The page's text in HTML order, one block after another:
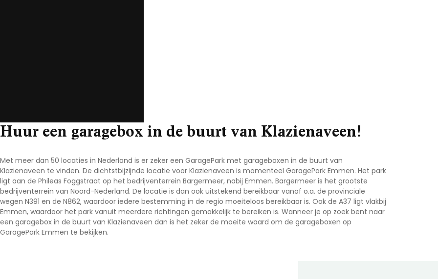
Huur een garagebox in de buurt van Klazienaveen!
Met meer dan 50 locaties in Nederland is er zeker een GaragePark met garageboxen in de buurt van
Klazienaveen te vinden. De dichtstbijzijnde locatie voor Klazienaveen is momenteel GaragePark Emmen. Het park
ligt aan de Phileas Foggstraat op het bedrijventerrein Bargermeer, nabij Emmen. Bargermeer is het grootste
bedrijventerrein van Noord-Nederland. De locatie is dan ook uitstekend bereikbaar vanaf o.a. de provinciale
wegen N391 en de N862, waardoor iedere bestemming in de regio moeiteloos bereikbaar is. Ook de A37 ligt vlakbij
Emmen, waardoor het park vanuit meerdere richtingen gemakkelijk te bereiken is. Wanneer je op zoek bent naar
een garagebox in de buurt van Klazienaveen dan is het zeker de moeite waard om de garageboxen op
GaragePark Emmen te bekijken.